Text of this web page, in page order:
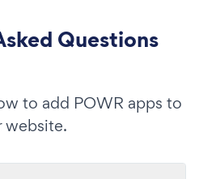
Questions
to add POWR apps to
website.